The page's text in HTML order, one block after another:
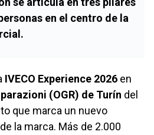
en el centro de la
IVECO Experience 2026 en
(OGR) de Turín del
que marca un nuevo
la marca. Más de 2.000